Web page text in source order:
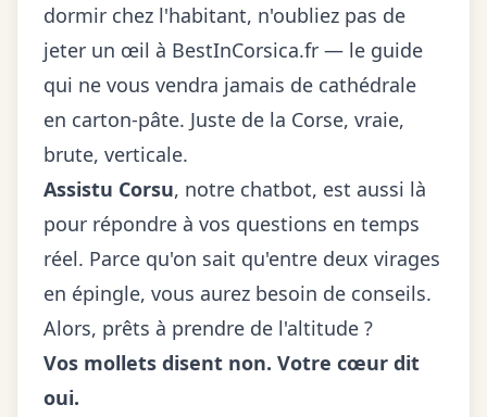
dormir chez l'habitant, n'oubliez pas de
jeter un œil à BestInCorsica.fr — le guide
qui ne vous vendra jamais de cathédrale
en carton-pâte. Juste de la Corse, vraie,
brute, verticale.
Assistu Corsu, notre chatbot, est aussi là
pour répondre à vos questions en temps
réel. Parce qu'on sait qu'entre deux virages
en épingle, vous aurez besoin de conseils.
Alors, prêts à prendre de l'altitude ?
Vos mollets disent non. Votre cœur dit
oui.